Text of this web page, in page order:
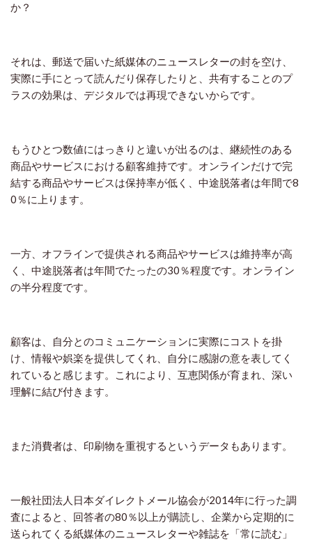
か？
それは、郵送で届いた紙媒体のニュースレターの封を空け、
実際に手にとって読んだり保存したりと、共有することのプ
ラスの効果は、デジタルでは再現できないからです。
もうひとつ数値にはっきりと違いが出るのは、継続性のある
商品やサービスにおける顧客維持です。オンラインだけで完
結する商品やサービスは保持率が低く、中途脱落者は年間で8
0 ％に上ります。
一方、オフラインで提供される商品やサービスは維持率が高
く、中途脱落者は年間でたったの30 ％程度です。オンライン
の半分程度です。
顧客は、自分とのコミュニケーションに実際にコストを掛
け、情報や娯楽を提供してくれ、自分に感謝の意を表してく
れていると感じます。これにより、互恵関係が育まれ、深い
理解に結び付きます。
また消費者は、印刷物を重視するというデータもあります。
一般社団法人日本ダイレクトメール協会が2014年に行った調
査によると、回答者の80 ％以上が購読し、企業から定期的に
送られてくる紙媒体のニュースレターや雑誌を「常に読む」